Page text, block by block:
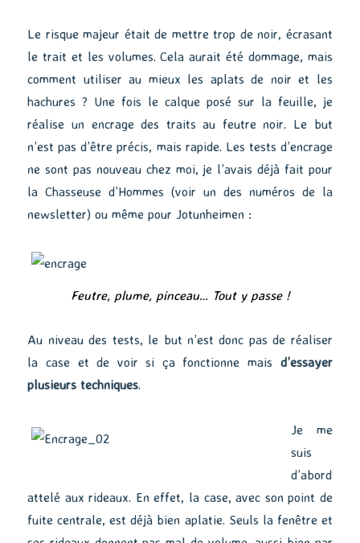
Le risque majeur était de mettre trop de noir, écrasant
le trait et les volumes. Cela aurait été dommage, mais
comment utiliser au mieux les aplats de noir et les
hachures ? Une fois le calque posé sur la feuille, je
réalise un encrage des traits au feutre noir. Le but
n’est pas d’être précis, mais rapide. Les tests d’encrage
ne sont pas nouveau chez moi, je l’avais déjà fait pour
la Chasseuse d’Hommes (voir un des numéros de la
newsletter) ou même pour Jotunheimen :
Feutre, plume, pinceau… Tout y passe !
Au niveau des tests, le but n’est donc pas de réaliser
la case et de voir si ça fonctionne mais d’essayer
plusieurs techniques.
Je me
suis
d’abord
attelé aux rideaux. En effet, la case, avec son point de
fuite centrale, est déjà bien aplatie. Seuls la fenêtre et